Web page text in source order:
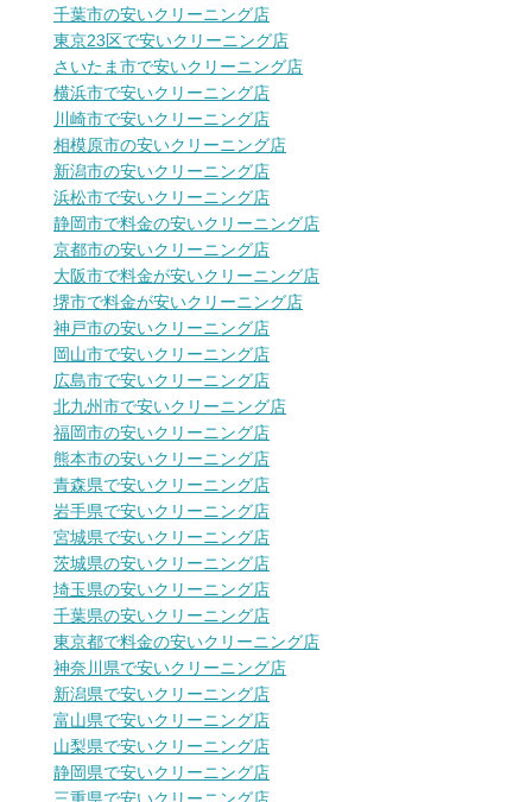
千葉市の安いクリーニング店
東京23区で安いクリーニング店
さいたま市で安いクリーニング店
横浜市で安いクリーニング店
川崎市で安いクリーニング店
相模原市の安いクリーニング店
新潟市の安いクリーニング店
浜松市で安いクリーニング店
静岡市で料金の安いクリーニング店
京都市の安いクリーニング店
大阪市で料金が安いクリーニング店
堺市で料金が安いクリーニング店
神戸市の安いクリーニング店
岡山市で安いクリーニング店
広島市で安いクリーニング店
北九州市で安いクリーニング店
福岡市の安いクリーニング店
熊本市の安いクリーニング店
青森県で安いクリーニング店
岩手県で安いクリーニング店
宮城県で安いクリーニング店
茨城県の安いクリーニング店
埼玉県の安いクリーニング店
千葉県の安いクリーニング店
東京都で料金の安いクリーニング店
神奈川県で安いクリーニング店
新潟県で安いクリーニング店
富山県で安いクリーニング店
山梨県で安いクリーニング店
静岡県で安いクリーニング店